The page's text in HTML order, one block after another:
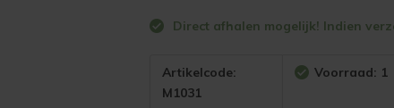
Direct afhalen mogelijk! Indien
Artikelcode:
M1031
Voorraad: 1